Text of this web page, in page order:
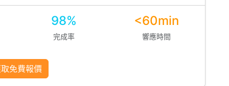
98%
完成率
<60min
響應時間
免費報價